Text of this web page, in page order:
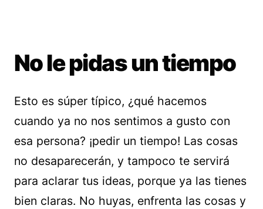
No le pidas un tiempo
Esto es súper típico, ¿qué hacemos
cuando ya no nos sentimos a gusto con
esa persona? ¡pedir un tiempo! Las cosas
no desaparecerán, y tampoco te servirá
para aclarar tus ideas, porque ya las tienes
bien claras. No huyas, enfrenta las cosas y